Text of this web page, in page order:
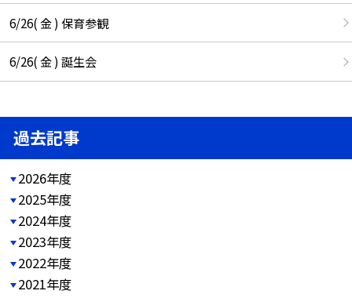
6/26( 金 ) 保育参観
6/26( 金 ) 誕生会
過去記事
2026年度
2025年度
2024年度
2023年度
2022年度
2021年度